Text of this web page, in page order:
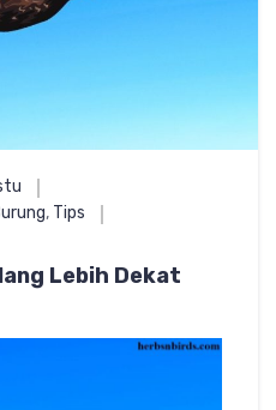
, Tips
Lebih Dekat